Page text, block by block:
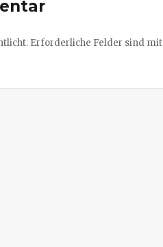
Erforderliche Felder sind mit